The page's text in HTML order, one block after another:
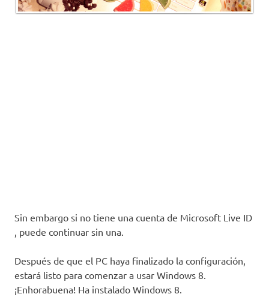
Sin embargo si no tiene una cuenta de Microsoft Live ID
, puede continuar sin una.
Después de que el PC haya finalizado la configuración,
estará listo para comenzar a usar Windows 8.
¡Enhorabuena! Ha instalado Windows 8.